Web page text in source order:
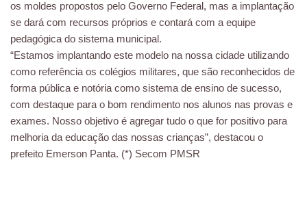
os moldes propostos pelo Governo Federal, mas a implantação
se dará com recursos próprios e contará com a equipe
pedagógica do sistema municipal.
“Estamos implantando este modelo na nossa cidade utilizando
como referência os colégios militares, que são reconhecidos de
forma pública e notória como sistema de ensino de sucesso,
com destaque para o bom rendimento nos alunos nas provas e
exames. Nosso objetivo é agregar tudo o que for positivo para
melhoria da educação das nossas crianças”, destacou o
prefeito Emerson Panta. (*) Secom PMSR